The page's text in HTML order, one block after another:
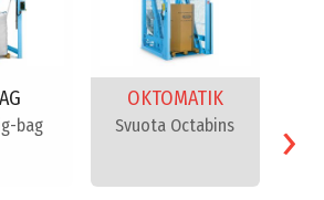
bag
OKTOMATIK
Svuota Octabins ›